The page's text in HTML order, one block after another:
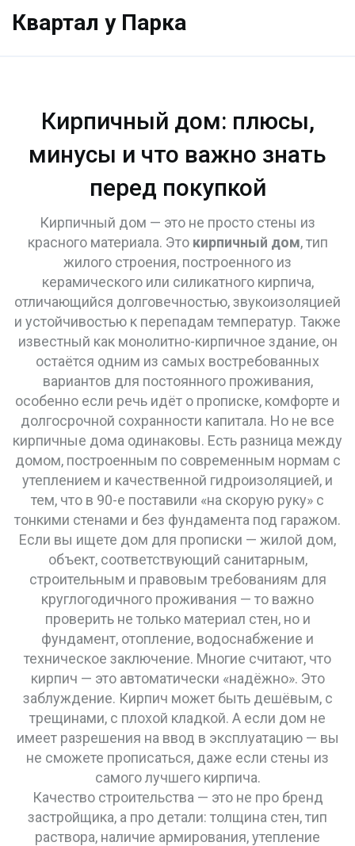
Квартал у Парка
Кирпичный дом: плюсы,
минусы и что важно знать
перед покупкой
Кирпичный дом — это не просто стены из
красного материала. Это кирпичный дом,тип
жилого строения, построенного из
керамического или силикатного кирпича,
отличающийся долговечностью, звукоизоляцией
и устойчивостью к перепадам температур. Также
известный как монолитно-кирпичное здание, он
остаётся одним из самых востребованных
вариантов для постоянного проживания,
особенно если речь идёт о прописке, комфорте и
долгосрочной сохранности капитала. Но не все
кирпичные дома одинаковы. Есть разница между
домом, построенным по современным нормам с
утеплением и качественной гидроизоляцией, и
тем, что в 90-е поставили «на скорую руку» с
тонкими стенами и без фундамента под гаражом.
Если вы ищете дом для прописки — жилой дом,
объект, соответствующий санитарным,
строительным и правовым требованиям для
круглогодичного проживания — то важно
проверить не только материал стен, но и
фундамент, отопление, водоснабжение и
техническое заключение. Многие считают, что
кирпич — это автоматически «надёжно». Это
заблуждение. Кирпич может быть дешёвым, с
трещинами, с плохой кладкой. А если дом не
имеет разрешения на ввод в эксплуатацию — вы
не сможете прописаться, даже если стены из
самого лучшего кирпича.
Качество строительства — это не про бренд
застройщика, а про детали: толщина стен, тип
раствора, наличие армирования, утепление